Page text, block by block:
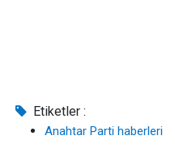
Etiketler :
Anahtar Parti haberleri